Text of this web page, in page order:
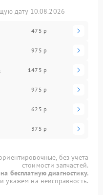
дату 10.08.2026
475 р
975 р
1475 р
975 р
625 р
375 р
без учета
стоимости запчастей.
бесплатную диагностику.
укажем на неисправность.